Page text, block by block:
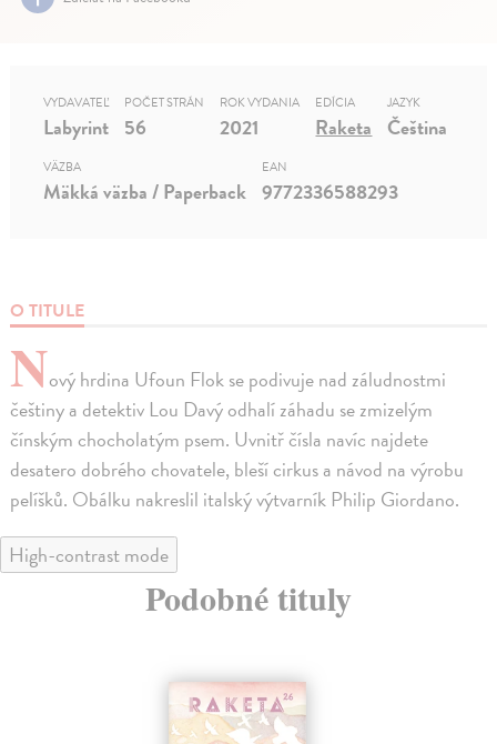
O TITULE
Nový hrdina Ufoun Flok se podivuje nad záludnostmi
češtiny a detektiv Lou Davý odhalí záhadu se zmizelým
čínským chocholatým psem. Uvnitř čísla navíc najdete
desatero dobrého chovatele, bleší cirkus a návod na výrobu
pelíšků. Obálku nakreslil italský výtvarník Philip Giordano.
VYDAVATEĽ
Labyrint
POČET STRÁN
56
ROK VYDANIA
2021
EDÍCIA
Raketa
JAZYK
Čeština
VÄZBA
Mäkká väzba / Paperback
EAN
9772336588293
High-contrast mode
Podobné tituly